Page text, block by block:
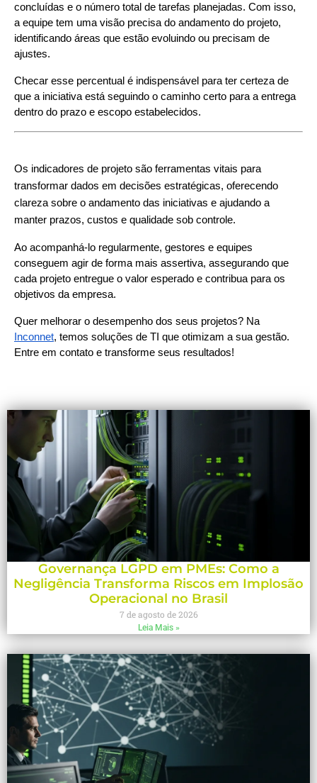
concluídas e o número total de tarefas planejadas. Com isso,
a equipe tem uma visão precisa do andamento do projeto,
identificando áreas que estão evoluindo ou precisam de
ajustes.
Checar esse percentual é indispensável para ter certeza de
que a iniciativa está seguindo o caminho certo para a entrega
dentro do prazo e escopo estabelecidos.
Os indicadores de projeto são ferramentas vitais para
transformar dados em decisões estratégicas, oferecendo
clareza sobre o andamento das iniciativas e ajudando a
manter prazos, custos e qualidade sob controle.
Ao acompanhá-lo regularmente, gestores e equipes
conseguem agir de forma mais assertiva, assegurando que
cada projeto entregue o valor esperado e contribua para os
objetivos da empresa.
Quer melhorar o desempenho dos seus projetos? Na
Inconnet, temos soluções de TI que otimizam a sua gestão.
Entre em contato e transforme seus resultados!
Governança LGPD em PMEs: Como a
Negligência Transforma Riscos em Implosão
Operacional no Brasil
7 de agosto de 2026
Leia Mais »